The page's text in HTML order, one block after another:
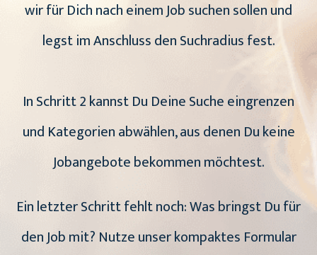
wir für Dich nach einem Job suchen sollen und
legst im Anschluss den Suchradius fest.
In Schritt 2 kannst Du Deine Suche eingrenzen
und Kategorien abwählen, aus denen Du keine
Jobangebote bekommen möchtest.
Ein letzter Schritt fehlt noch: Was bringst Du für
den Job mit? Nutze unser kompaktes Formular